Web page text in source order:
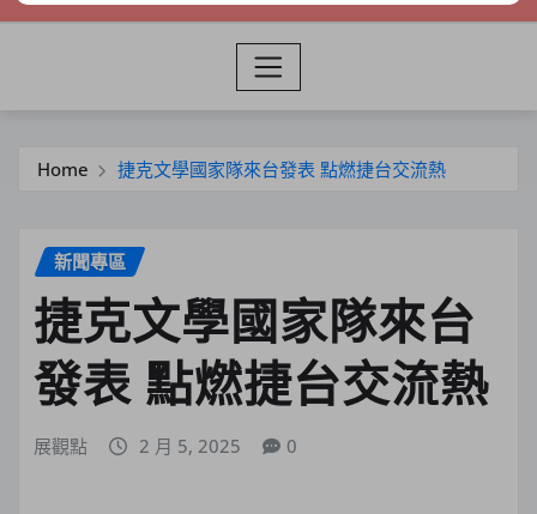
Home 捷克文學國家隊來台發表 點燃捷台交流熱
新聞專區
捷克文學國家隊來台
發表 點燃捷台交流熱
展觀點 2 月 5, 2025 0